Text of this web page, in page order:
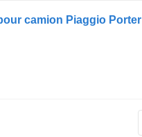
camion Piaggio Porter